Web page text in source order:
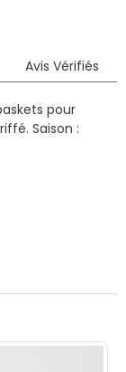
Avis Vérifiés
pour
Saison :